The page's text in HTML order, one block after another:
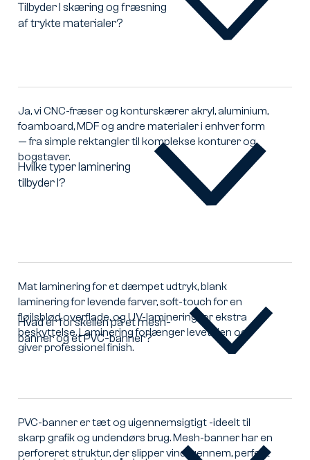
Tilbyder I skæring og fræsning
af trykte materialer?
Tilbyder
fræsning
trykte
materialer?
Ja, vi CNC-fræser og konturskærer akryl, aluminium,
foamboard, MDF og andre materialer i enhver form
— fra simple rektangler til komplekse konturer og
bogstaver.
Hvilke typer laminering
tilbyder I?
Hvilke
Mat laminering for et dæmpet udtryk, blank
laminering for levende farver, soft-touch for en
fløjlsblød overflade, og UV-laminering for ekstra
beskyttelse. Laminering forlænger levetiden og
giver professionel finish.
Hvad er forskellen på et mesh-
banner og et PVC-banner?
Hvad
er
et
banner
og
PVC-banner er tæt og uigennemsigtigt -ideelt til
skarp grafik og undendørs brug. Mesh-banner har en
perforeret struktur, der slipper vind igennem, perfekt